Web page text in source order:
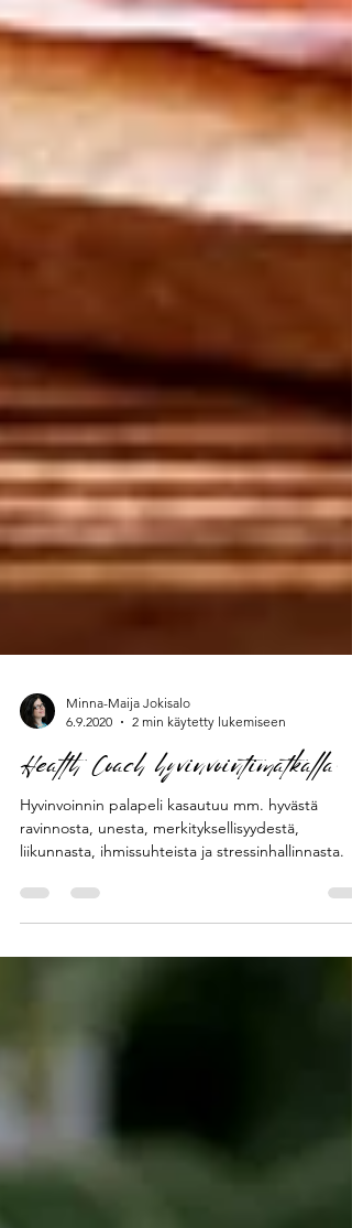
Minna-Maija Jokisalo
6.9.2020
2 min käytetty lukemiseen
Health Coach hyvinvointimatkalla
Hyvinvoinnin palapeli kasautuu mm. hyvästä
liikunnasta, ihmissuhteista ja stressinhallinnasta.